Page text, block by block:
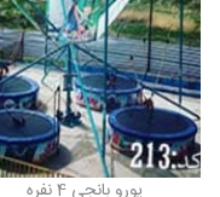
یورو بانجی 4 نفره